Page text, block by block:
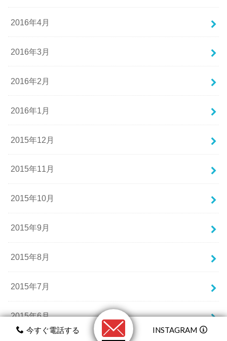
今すぐ電話する INSTAGRAM
2016年4月
2016年3月
2016年2月
2016年1月
2015年12月
2015年11月
2015年10月
2015年9月
2015年8月
2015年7月
2015年6月